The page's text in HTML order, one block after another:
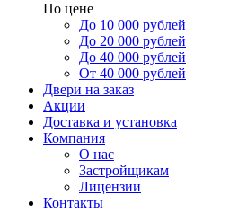
По цене
До 10 000 рублей
До 20 000 рублей
До 40 000 рублей
От 40 000 рублей
Двери на заказ
Акции
Доставка и установка
Компания
О нас
Застройщикам
Лицензии
Контакты